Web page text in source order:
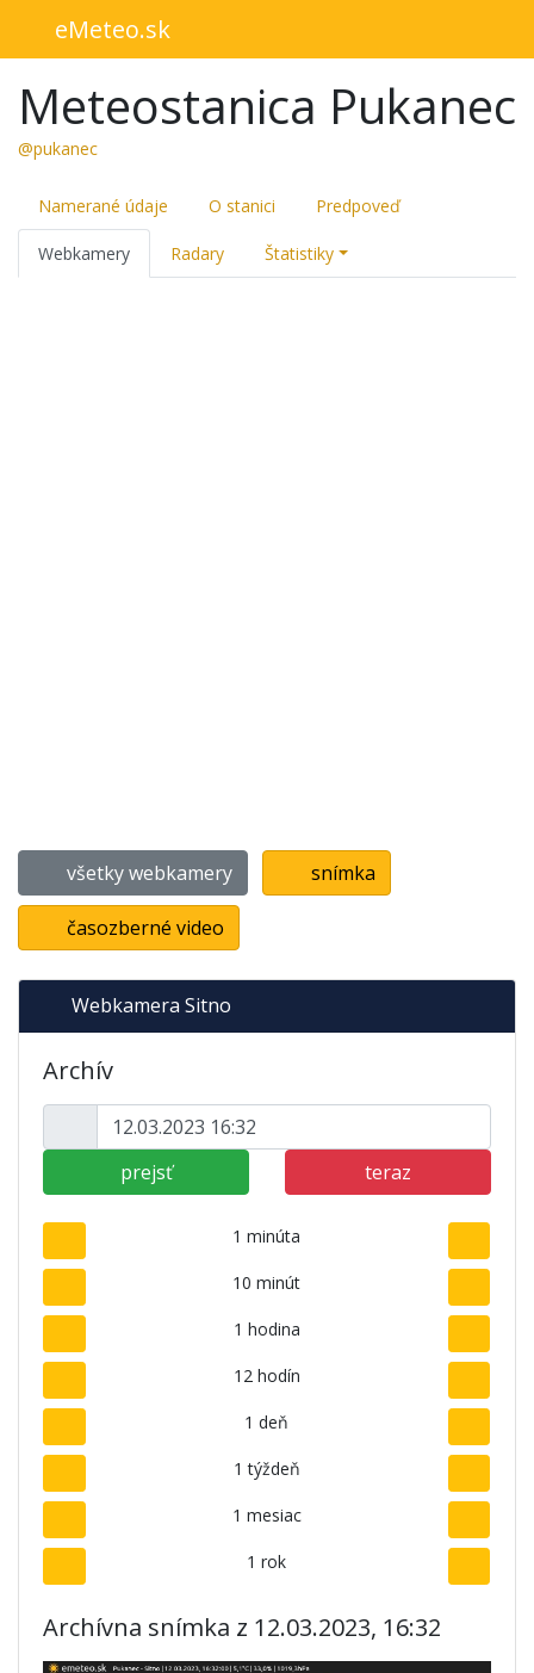
eMeteo.sk
Meteostanica Pukanec
@pukanec
Namerané údaje O stanici Predpoveď
Webkamery Radary Štatistiky
všetky webkamery snímka
časozberné video
Webkamera Sitno
Archív
prejsť teraz
1 minúta
10 minút
1 hodina
12 hodín
1 deň
1 týždeň
1 mesiac
1 rok
Archívna snímka z 12.03.2023, 16:32